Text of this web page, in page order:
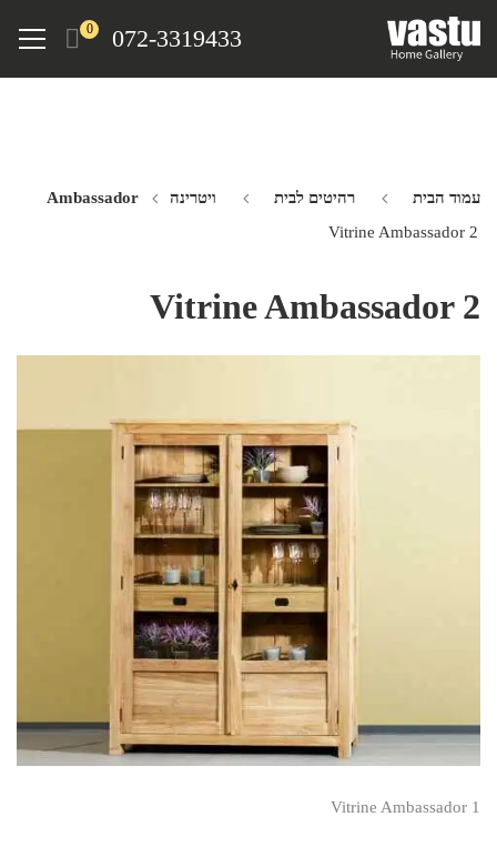
072-3319433
0
Menu
עמוד הבית רהיטים לבית
ויטרינה Ambassador
Vitrine Ambassador 2
Vitrine Ambassador 2
Vitrine Ambassador 1